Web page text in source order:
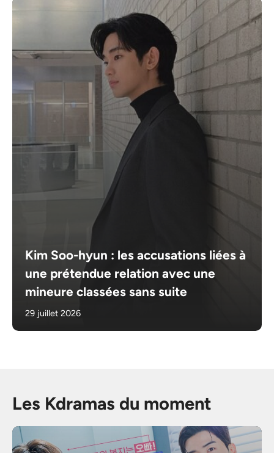
Kim Soo-hyun : les accusations liées à
une prétendue relation avec une
mineure classées sans suite
29 juillet 2026
Les Kdramas du moment